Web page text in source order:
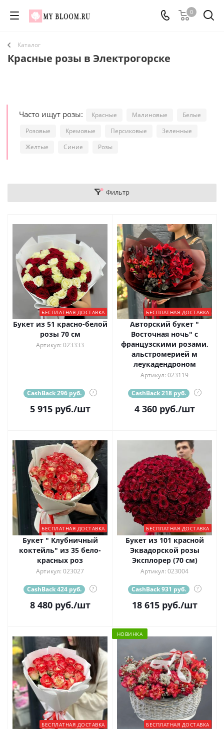
0
Каталог
Красные розы в Электрогорске
Часто ищут розы: Красные Малиновые
Белые
Розовые
Кремовые Персиковые
Зеленные
Желтые
Синие Розы
Фильтр
БЕСПЛАТНАЯ ДОСТАВКА
Букет из 51 красно-белой
розы 70 см
Артикул: 023333
CashBack 296 руб. ?
5 915руб./шт
БЕСПЛАТНАЯ ДОСТАВКА
Авторский букет "
Восточная ночь" с
французскими розами,
альстромерией м
леукадендроном
Артикул: 023119
CashBack 218 руб. ?
4 360руб./шт
БЕСПЛАТНАЯ ДОСТАВКА
Букет " Клубничный
коктейль" из 35 бело-
красных роз
Артикул: 023027
CashBack 424 руб. ?
8 480руб./шт
БЕСПЛАТНАЯ ДОСТАВКА
Букет из 101 красной
Эквадорской розы
Эксплорер (70 см)
Артикул: 023004
CashBack 931 руб. ?
18 615руб./шт
БЕСПЛАТНАЯ ДОСТАВКА
НОВИНКА
БЕСПЛАТНАЯ ДОСТАВКА